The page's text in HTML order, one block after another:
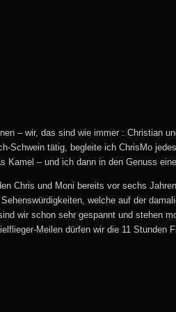
– wir, das sind wie immer : Christian
Schwein tätig, begleite ich ChrisMo
Kamel – und ich dann in den Genuss
Chris und Moni bereits vor sechs
welche auf der
wir schon sehr gespannt und stehen
Meilen dürfen wir die 11 Stunden